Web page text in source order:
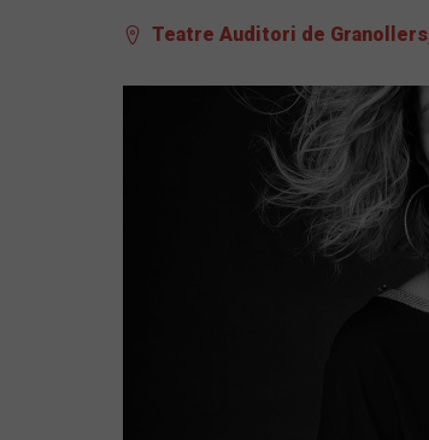
Teatre Auditori de Granollers